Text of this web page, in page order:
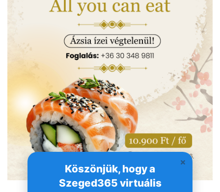
Köszönjük, hogy a
Szeged365 virtuális